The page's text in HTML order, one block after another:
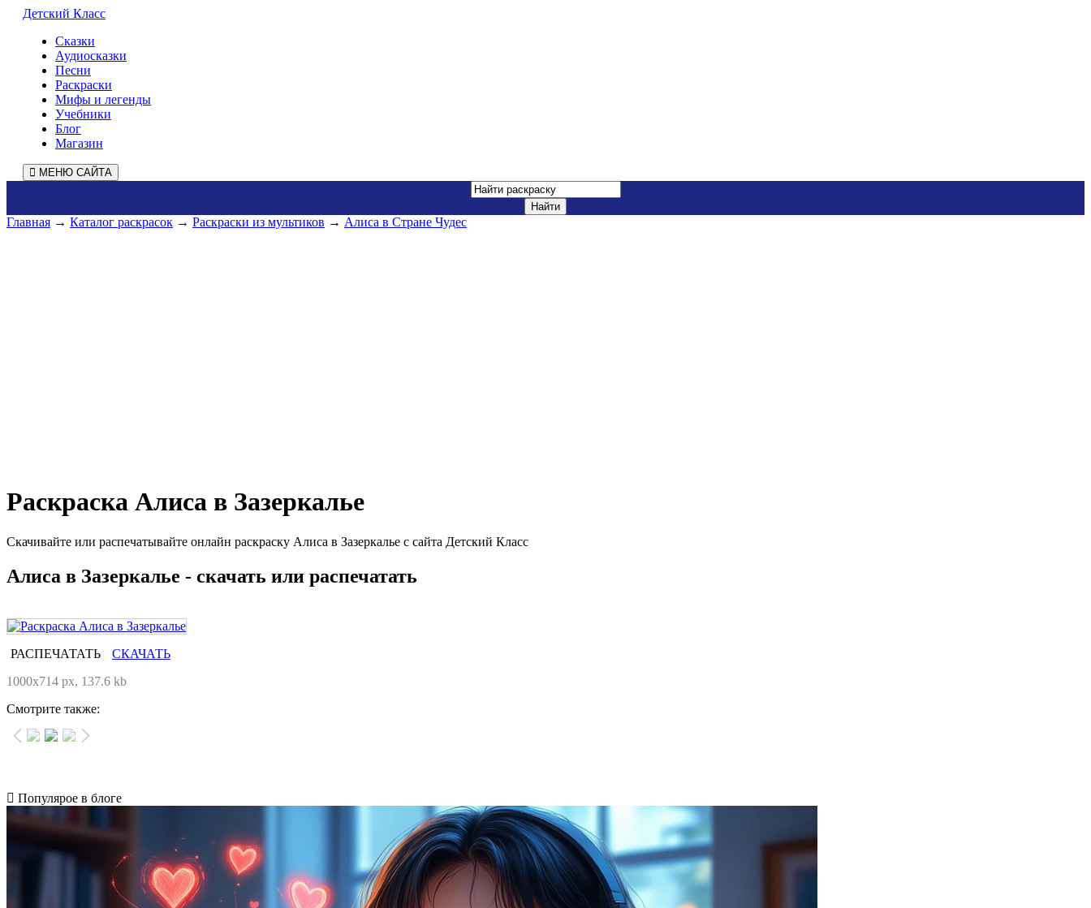
Детский Класс
Сказки
Аудиосказки
Песни
Раскраски
Мифы и легенды
Учебники
Блог
Магазин
МЕНЮ САЙТА
Главная → Каталог раскрасок → Раскраски из мультиков → Алиса в Стране Чудес
Раскраска Алиса в Зазеркалье
Скачивайте или распечатывайте онлайн раскраску Алиса в Зазеркалье с сайта Детский Класс
Алиса в Зазеркалье - скачать или распечатать
РАСПЕЧАТАТЬ
СКАЧАТЬ
1000x714 px, 137.6 kb
Смотрите также:
Популярое в блоге